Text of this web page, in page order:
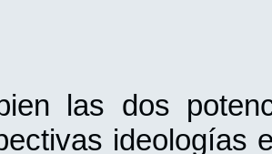
las dos
ideologías